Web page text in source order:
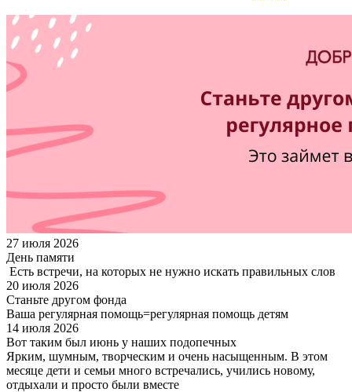
27 июля 2026
День памяти
Есть встречи, на которых не нужно искать правильных слов
20 июля 2026
Станьте другом фонда
Ваша регулярная помощь=регулярная помощь детям
14 июля 2026
Вот таким был июнь у наших подопечных
Ярким, шумным, творческим и очень насыщенным. В этом
месяце дети и семьи много встречались, учились новому,
отдыхали и просто были вместе